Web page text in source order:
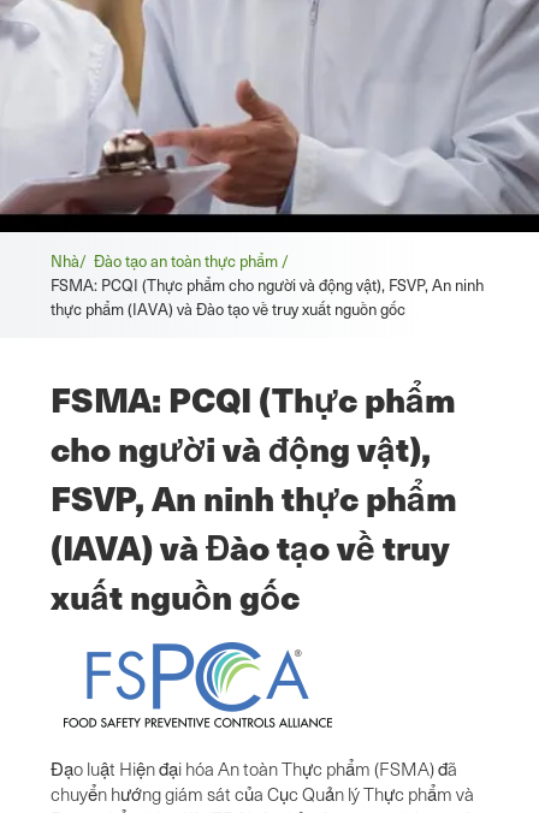
Vụn
bánh
Nhà/ Đào tạo an toàn thực phẩm /
FSMA: PCQI (Thực phẩm cho người và động vật), FSVP, An ninh
thực phẩm (IAVA) và Đào tạo về truy xuất nguồn gốc
FSMA: PCQI (Thực phẩm
cho người và động vật),
FSVP, An ninh thực phẩm
(IAVA) và Đào tạo về truy
xuất nguồn gốc
Đạo luật Hiện đại hóa An toàn Thực phẩm (FSMA) đã
chuyển hướng giám sát của Cục Quản lý Thực phẩm và